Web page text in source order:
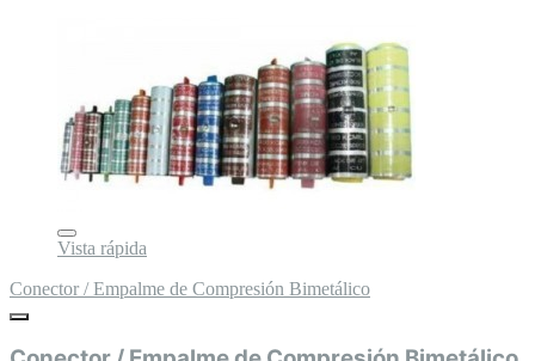
Vista rápida
Conector / Empalme de Compresión Bimetálico